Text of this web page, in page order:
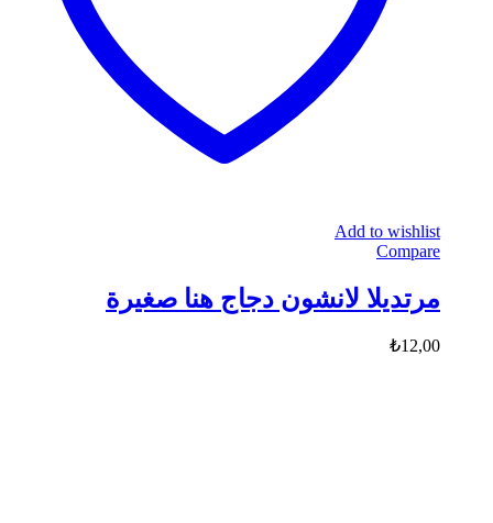
Add to wishlist
Compare
مرتديلا لانشون دجاج هنا صغيرة
₺12,00